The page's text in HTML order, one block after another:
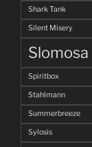
Shark Tank
Silent Misery
Slomosa
Spiritbox
Stahlmann
Summerbreeze
Sylosis